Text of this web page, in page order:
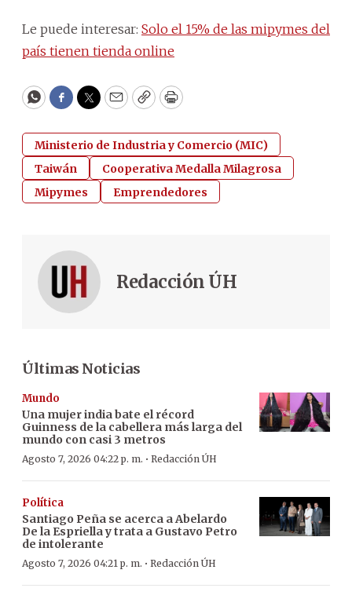
Le puede interesar: Solo el 15% de las mipymes del
país tienen tienda online
WhatsApp
Facebook
Twitter
EmailCopyPrint
Ministerio de Industria y Comercio (MIC)
Taiwán
Cooperativa Medalla Milagrosa
Mipymes
Emprendedores
Redacción ÚH
Últimas Noticias
Mundo
Una mujer india bate el récord
Guinness de la cabellera más larga del
mundo con casi 3 metros
Agosto 7, 2026 04:22 p. m. · Redacción ÚH
Política
Santiago Peña se acerca a Abelardo
De la Espriella y trata a Gustavo Petro
de intolerante
Agosto 7, 2026 04:21 p. m. · Redacción ÚH